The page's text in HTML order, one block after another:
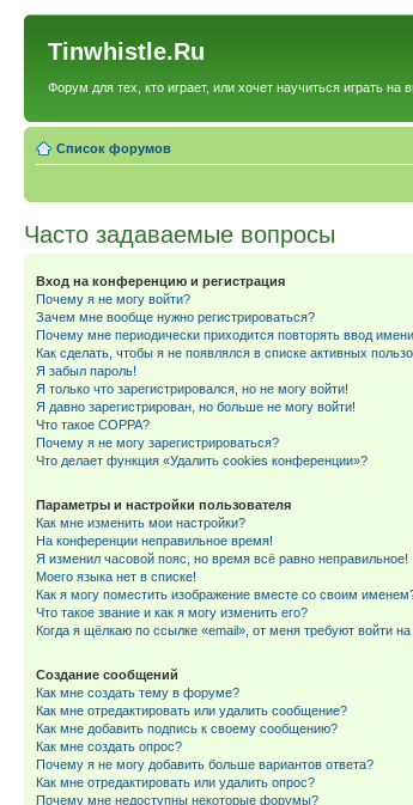
Tinwhistle.Ru
Форум для тех, кто играет, или хочет научиться играть на
Список форумов
Часто задаваемые вопросы
Вход на конференцию и регистрация
Почему я не могу войти?
Зачем мне вообще нужно регистрироваться?
Почему мне периодически приходится повторять ввод
Как сделать, чтобы я не появлялся в списке активных
Я забыл пароль!
Я только что зарегистрировался, но не могу войти!
Я давно зарегистрирован, но больше не могу войти!
Что такое COPPA?
Почему я не могу зарегистрироваться?
Что делает функция «Удалить cookies конференции»?
Параметры и настройки пользователя
Как мне изменить мои настройки?
На конференции неправильное время!
Я изменил часовой пояс, но время всё равно неправильное!
Моего языка нет в списке!
Как я могу поместить изображение вместе со своим
Что такое звание и как я могу изменить его?
Когда я щёлкаю по ссылке «email», от меня требуют войти
Создание сообщений
Как мне создать тему в форуме?
Как мне отредактировать или удалить сообщение?
Как мне добавить подпись к своему сообщению?
Как мне создать опрос?
Почему я не могу добавить больше вариантов ответа?
Как мне отредактировать или удалить опрос?
Почему мне недоступны некоторые форумы?